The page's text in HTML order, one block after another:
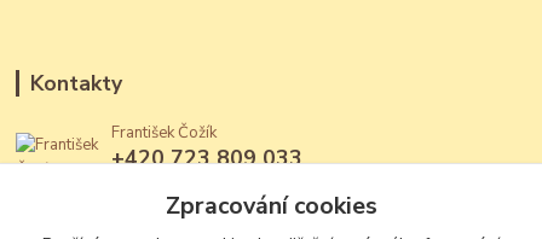
Kontakty
František Čožík
+420 723 809 033
Zpracování cookies